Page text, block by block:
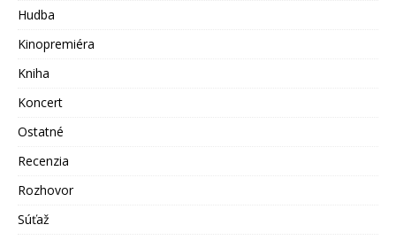
Hudba
Kinopremiéra
Kniha
Koncert
Ostatné
Recenzia
Rozhovor
Súťaž